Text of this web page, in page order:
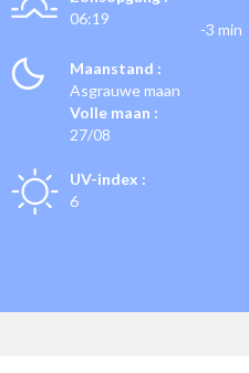
06:19
-3 min
Maanstand :
Asgrauwe maan
Volle maan :
27/08
UV-index :
6